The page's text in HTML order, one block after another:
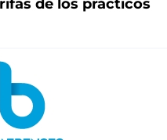
de los prácticos